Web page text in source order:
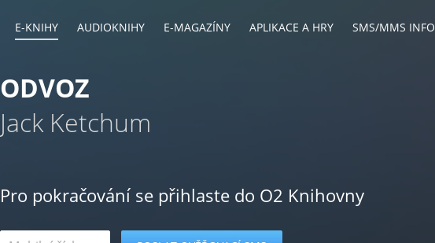
E-KNIHY AUDIOKNIHY E-MAGAZÍNY APLIKACE A HRY SMS/MMS INFO
ODVOZ
Jack Ketchum
Pro pokračování se přihlaste do O2 Knihovny